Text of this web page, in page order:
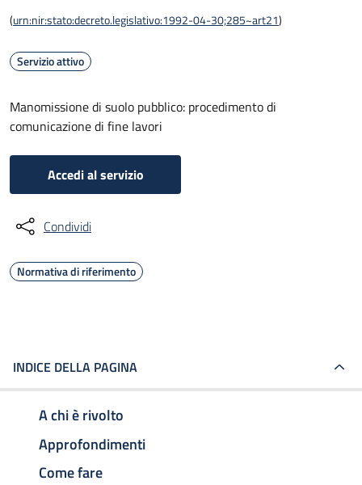
(urn:nir:stato:decreto.legislativo:1992-04-30;285~art21)
Servizio attivo
Manomissione di suolo pubblico: procedimento di
comunicazione di fine lavori
Accedi al servizio
Condividi
Normativa di riferimento
INDICE DELLA PAGINA
A chi è rivolto
Approfondimenti
Come fare